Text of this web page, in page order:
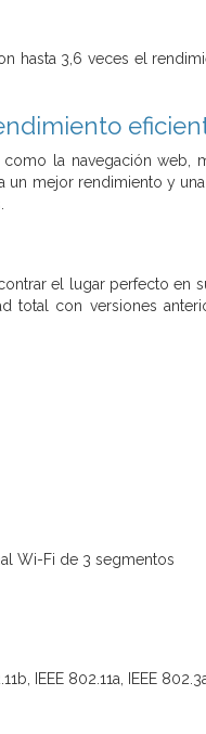
hasta 3,6 veces el
la navegación
mejor rendimiento y
el lugar perfecto en
total con versiones
Wi-Fi de 3 segmentos
IEEE 802.11a, IEEE